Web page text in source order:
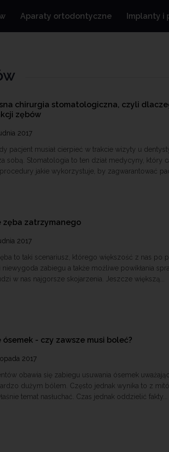
Aparaty ortodontyczne Implanty i
chirurgia stomatologiczna, czyli
zębów
2017
pacjent musiał cierpieć w trakcie wizyty u
sobą. Stomatologia to ten dział medycyny, który
jakie wykorzystuje, by zagwarantować
zęba zatrzymanego
2017
to taki scenariusz, którego większość z nas po
niewygoda zabiegu a także możliwe powikłania
w nas najgorsze skojarzenia. Jeszcze większą...
ósemek - czy zawsze musi boleć?
2017
obawia się zabiegu usuwania ósemek
dużym bólem. Często jednak wynika to z
temat nasłuchać. Czas jednak oddzielić fakty...